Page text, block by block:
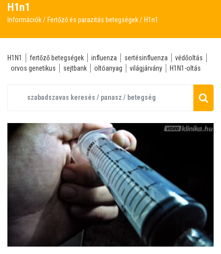
H1n1
Információk Fertőző és parazitás betegségek H1n1
H1N1 fertőző betegségek influenza sertésinfluenza
védőoltás
orvos genetikus
sejtbank oltóanyag világjárvány H1N1-oltás